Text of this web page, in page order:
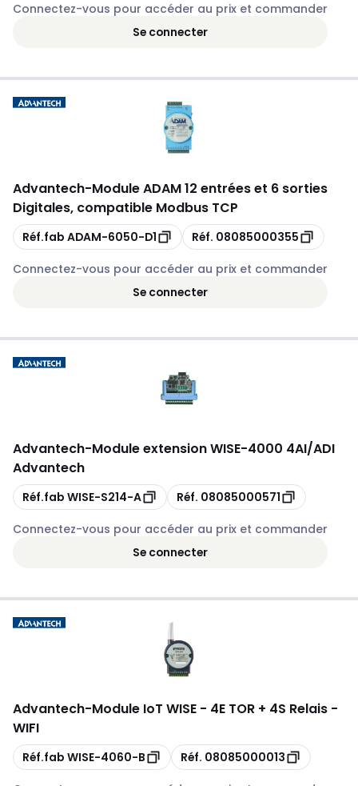
Connectez-vous pour accéder au prix et commander
Se connecter
Advantech-Module ADAM 12 entrées et 6 sorties
Digitales, compatible Modbus TCP
Copie
Réf.fab ADAM-6050-D1 Copie
Réf. 08085000355
Connectez-vous pour accéder au prix et commander
Se connecter
Advantech-Module extension WISE-4000 4AI/ADI
Advantech
Copie
Réf.fab WISE-S214-A Copie
Réf. 08085000571
Connectez-vous pour accéder au prix et commander
Se connecter
Advantech-Module IoT WISE - 4E TOR + 4S Relais -
WIFI
Copie
Réf.fab WISE-4060-B Copie
Réf. 08085000013